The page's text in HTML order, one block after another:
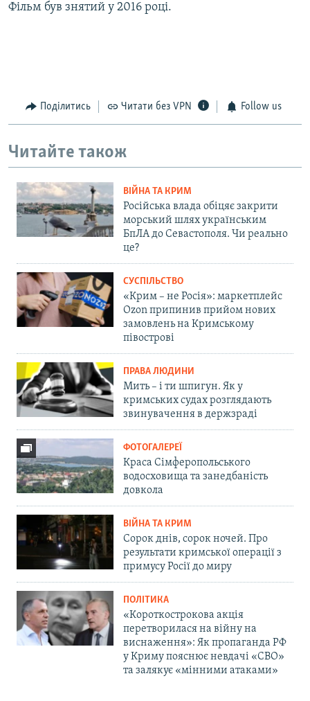
Фільм був знятий у 2016 році.
Поділитись Читати без VPN Follow us
Читайте також
ВІЙНА ТА КРИМ
Російська влада обіцяє закрити
морський шлях українським
БпЛА до Севастополя. Чи реально
це?
СУСПІЛЬСТВО
«Крим – не Росія»: маркетплейс
Ozon припинив прийом нових
замовлень на Кримському
півострові
ПРАВА ЛЮДИНИ
Мить – і ти шпигун. Як у
кримських судах розглядають
звинувачення в держзраді
ФОТОГАЛЕРЕЇ
Краса Сімферопольського
водосховища та занедбаність
довкола
ВІЙНА ТА КРИМ
Сорок днів, сорок ночей. Про
результати кримської операції з
примусу Росії до миру
ПОЛІТИКА
«Короткострокова акція
перетворилася на війну на
виснаження»: Як пропаганда РФ
у Криму пояснює невдачі «СВО»
та залякує «мінними атаками»